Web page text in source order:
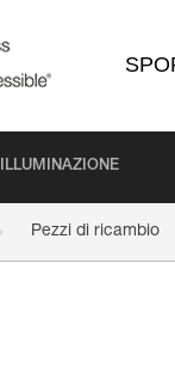
ILLUMINAZIONE
Pezzi di ricambio